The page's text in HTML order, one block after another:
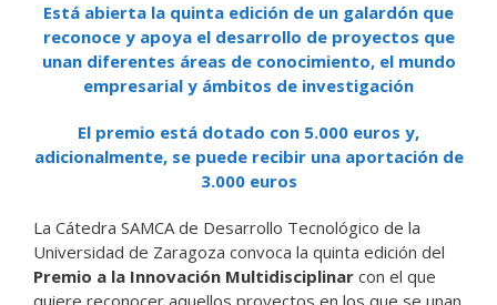
Está abierta la quinta edición de un galardón que
reconoce y apoya el desarrollo de proyectos que
unan diferentes áreas de conocimiento, el mundo
empresarial y ámbitos de investigación
El premio está dotado con 5.000 euros y,
adicionalmente, se puede recibir una aportación de
3.000 euros
La Cátedra SAMCA de Desarrollo Tecnológico de la
Universidad de Zaragoza convoca la quinta edición del
Premio a la Innovación Multidisciplinar con el que